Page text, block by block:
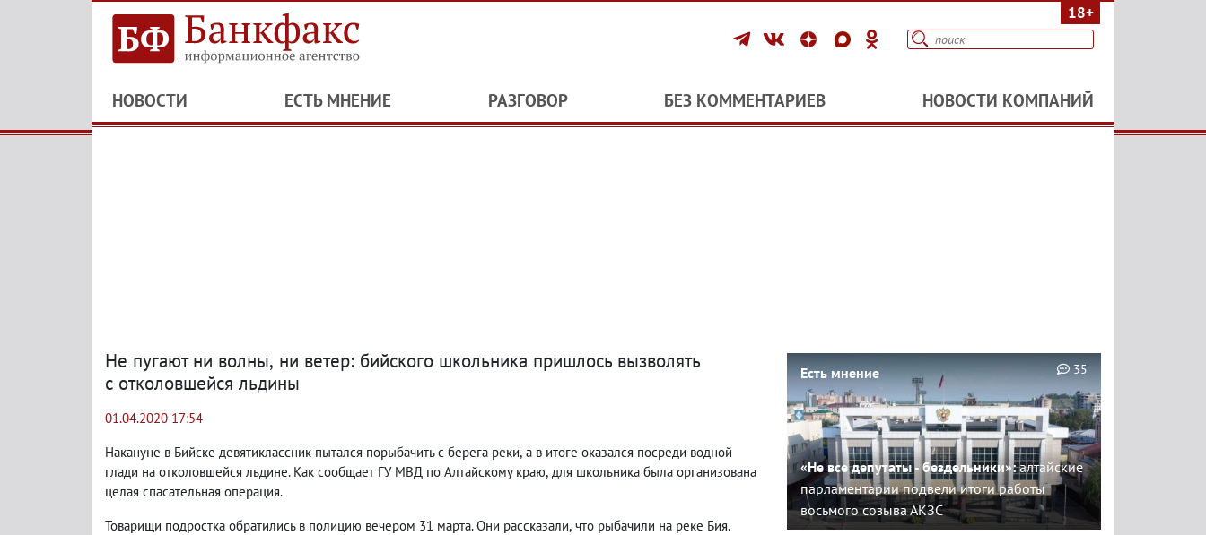
18+
НОВОСТИ ЕСТЬ МНЕНИЕ РАЗГОВОР БЕЗ КОММЕНТАРИЕВ НОВОСТИ КОМПАНИЙ
Не пугают ни волны, ни ветер: бийского школьника пришлось вызволять
с отколовшейся льдины
01.04.2020 17:54
Накануне в Бийске девятиклассник пытался порыбачить с берега реки, а в итоге оказался посреди водной
глади на отколовшейся льдине. Как сообщает ГУ МВД по Алтайскому краю, для школьника была организована
целая спасательная операция.
Товарищи подростка обратились в полицию вечером 31 марта. Они рассказали, что рыбачили на реке Бия.
Есть мнение
«Не все депутаты - бездельники»:алтайские
парламентарии подвели итоги работы
восьмого созыва АКЗС
35